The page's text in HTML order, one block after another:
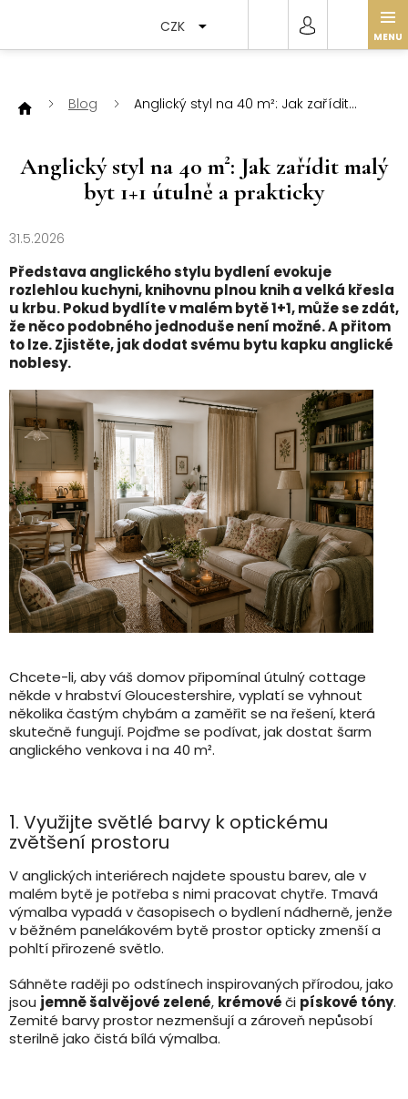
CZK
Blog
Anglický styl na 40 m²: Jak zařídit
Anglický styl na 40 m²: Jak zařídit malý
byt 1+1 útulně a prakticky
31.5.2026
Představa anglického stylu bydlení evokuje
rozlehlou kuchyni, knihovnu plnou knih a velká křesla
u krbu. Pokud bydlíte v malém bytě 1+1, může se zdát,
že něco podobného jednoduše není možné. A přitom
to lze. Zjistěte, jak dodat svému bytu kapku anglické
noblesy.
Chcete-li, aby váš domov připomínal útulný cottage
někde v hrabství Gloucestershire, vyplatí se vyhnout
několika častým chybám a zaměřit se na řešení, která
skutečně fungují. Pojďme se podívat, jak dostat šarm
anglického venkova i na 40 m².
1. Využijte světlé barvy k optickému
zvětšení prostoru
V anglických interiérech najdete spoustu barev, ale v
malém bytě je potřeba s nimi pracovat chytře. Tmavá
výmalba vypadá v časopisech o bydlení nádherně, jenže
v běžném panelákovém bytě prostor opticky zmenší a
pohltí přirozené světlo.
Sáhněte raději po odstínech inspirovaných přírodou, jako
jsou jemně šalvějové zelené, krémovéči pískové tóny.
Zemité barvy prostor nezmenšují a zároveň nepůsobí
sterilně jako čistá bílá výmalba.